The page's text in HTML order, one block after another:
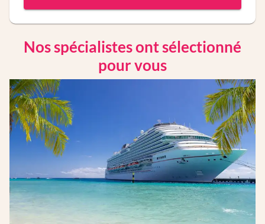
Nos spécialistes ont sélectionné
pour vous